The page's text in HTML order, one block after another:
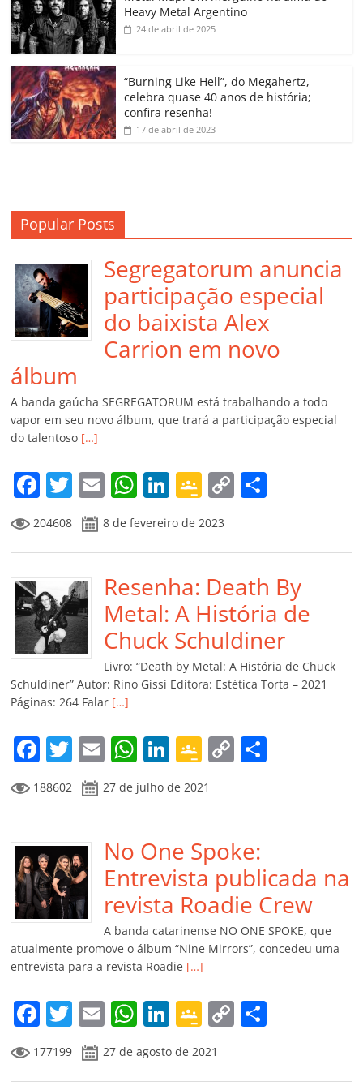
k ss
o
m
Heavy Metal Argentino
24 de abril de 2025
“Burning Like Hell”, do Megahertz,
celebra quase 40 anos de história;
confira resenha!
17 de abril de 2023
Popular Posts
Segregatorum anuncia
participação especial
do baixista Alex
Carrion em novo
álbum
A banda gaúcha SEGREGATORUM está trabalhando a todo
vapor em seu novo álbum, que trará a participação especial
do talentoso […]
F
a
c
e
b
o
o
k
T
w
itt
er
E
m
ai
l
W
at
s
A
p
p
Li
k
e
dI
n
G
o
o
gl
e
Cl
a
ss
ro
m
C
y
Li
n
k
p
ar
til
h
ar
204608 8 de fevereiro de 2023
Resenha: Death By
Metal: A História de
Chuck Schuldiner
Livro: “Death by Metal: A História de Chuck
Schuldiner” Autor: Rino Gissi Editora: Estética Torta – 2021
Páginas: 264 Falar […]
F
a
c
e
b
o
o
k
T
w
itt
er
E
m
ai
l
W
h
at
s
A
p
p
Li
n
k
e
dI
n
G
o
o
gl
e
Cl
a
ss
ro
o
m
C
y
Li
n
k
p
til
h
ar
188602 27 de julho de 2021
No One Spoke:
Entrevista publicada na
revista Roadie Crew
A banda catarinense NO ONE SPOKE, que
atualmente promove o álbum “Nine Mirrors”, concedeu uma
entrevista para a revista Roadie […]
F
a
c
T
w
itt
E
m
ai
W
at
Li
n
k
G
o
o
C
177199 27 de agosto de 2021